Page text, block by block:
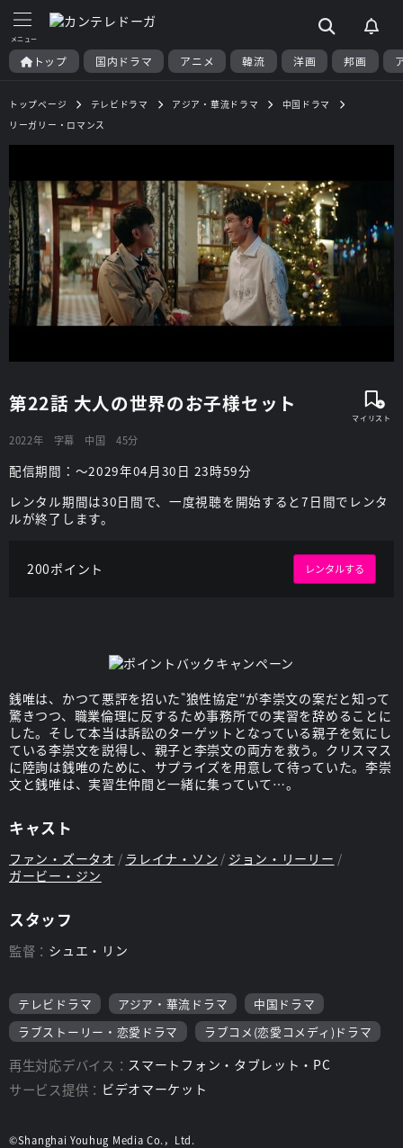
トップ 国内ドラマ アニメ 韓流 洋画 邦画
トップページ テレビドラマ アジア・華流ドラマ
中国ドラマ
リーガリー・ロマンス
第22話 大人の世界のお子様セット
2022年 字幕 中国 45分
配信期間：～2029年04月30日 23時59分
レンタル期間は30日間で、一度視聴を開始すると7日間でレンタ
ルが終了します。
200ポイント レンタルする
銭唯は、かつて悪評を招いた‶狼性協定″が李崇文の案だと知って
驚きつつ、職業倫理に反するため事務所での実習を辞めることに
した。そして本当は訴訟のターゲットとなっている親子を気にし
ている李崇文を説得し、親子と李崇文の両方を救う。クリスマス
に陸詢は銭唯のために、サプライズを用意して待っていた。李崇
文と銭唯は、実習生仲間と一緒に集っていて…。
キャスト
ファン・ズータオ ラレイナ・ソン
ジョン・リーリー
ガービー・ジン
スタッフ
監督： シュエ・リン
テレビドラマ アジア・華流ドラマ
中国ドラマ
ラブストーリー・恋愛ドラマ
ラブコメ(恋愛コメディ)ドラマ
再生対応デバイス： スマートフォン・タブレット・PC
サービス提供： ビデオマーケット
©Shanghai Youhug Media Co.，Ltd.